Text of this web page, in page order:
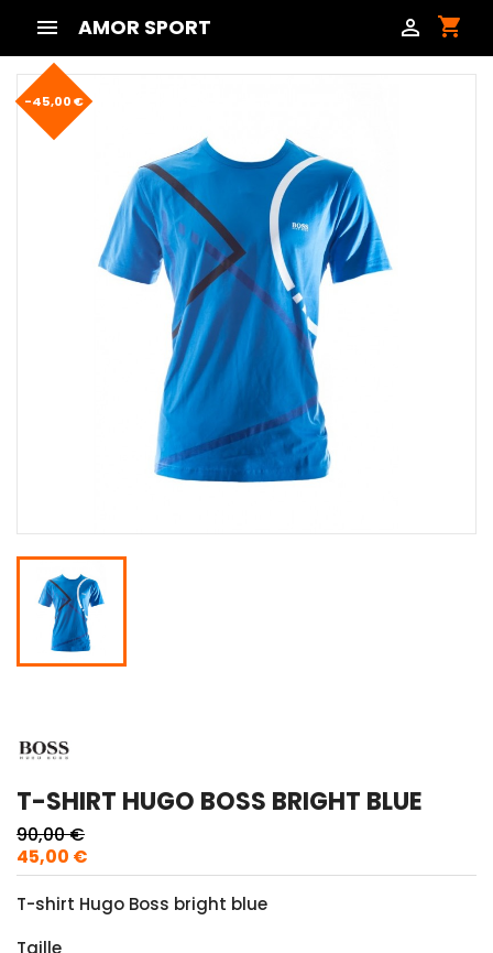
 shopping_cart

AMOR SPORT
-45,00 €
T-SHIRT HUGO BOSS BRIGHT BLUE
90,00 €
45,00 €
T-shirt Hugo Boss bright blue
Taille